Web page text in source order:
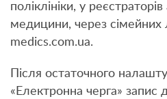
поліклініки, у
медицини, через сімейних
medics.com.ua.
Після остаточного
«Електронна черга» запис